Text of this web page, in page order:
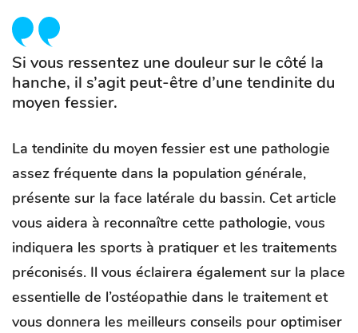
Si vous ressentez une douleur sur le côté la
hanche, il s’agit peut-être d’une tendinite du
moyen fessier.
La tendinite du moyen fessier est une pathologie
assez fréquente dans la population générale,
présente sur la face latérale du bassin. Cet article
vous aidera à reconnaître cette pathologie, vous
indiquera les sports à pratiquer et les traitements
préconisés. Il vous éclairera également sur la place
essentielle de l’ostéopathie dans le traitement et
vous donnera les meilleurs conseils pour optimiser